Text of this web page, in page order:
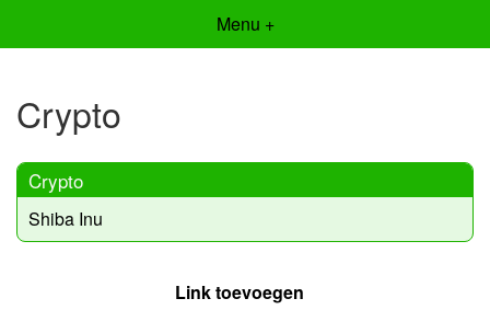
Menu +
Crypto
Crypto
Shiba Inu
Link toevoegen